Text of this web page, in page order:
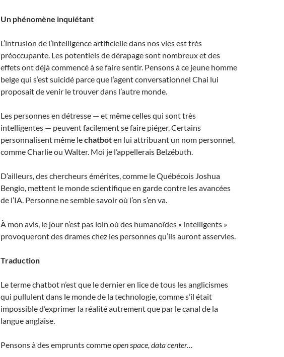
Un phénomène inquiétant
L’intrusion de l’intelligence artificielle dans nos vies est très
préoccupante. Les potentiels de dérapage sont nombreux et des
effets ont déjà commencé à se faire sentir. Pensons à ce jeune homme
belge qui s’est suicidé parce que l’agent conversationnel Chai lui
proposait de venir le trouver dans l’autre monde.
Les personnes en détresse — et même celles qui sont très
intelligentes — peuvent facilement se faire piéger. Certains
personnalisent même lechatboten lui attribuant un nom personnel,
comme Charlie ou Walter. Moi je l’appellerais Belzébuth.
D’ailleurs, des chercheurs émérites, comme le Québécois Joshua
Bengio, mettent le monde scientifique en garde contre les avancées
de l’IA. Personne ne semble savoir où l’on s’en va.
À mon avis, le jour n’est pas loin où des humanoïdes « intelligents »
provoqueront des drames chez les personnes qu’ils auront asservies.
Traduction
Le terme chatbot n’est que le dernier en lice de tous les anglicismes
qui pullulent dans le monde de la technologie, comme s’il était
impossible d’exprimer la réalité autrement que par le canal de la
langue anglaise.
Pensons à des emprunts commeopen space, data center…